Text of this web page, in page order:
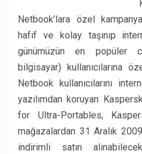
Netbook’lara özel
hafif ve kolay taşınıp
günümüzün en popüler
bilgisayar) kullanıcılarına
Netbook kullanıcılarını
yazılımdan koruyan
for Ultra-Portables,
mağazalardan 31 Aralık
indirimli satın